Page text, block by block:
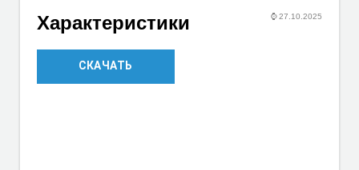
⌚27.10.2025
Характеристики
СКАЧАТЬ